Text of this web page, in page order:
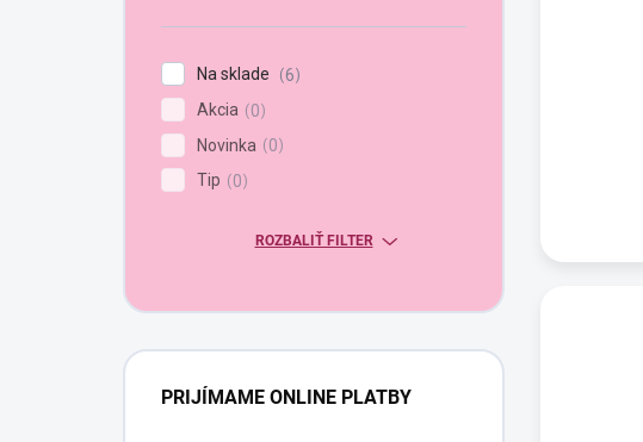
Na sklade
6
Akcia
0
Novinka
0
Tip
0
ROZBALIŤ FILTER
PRIJÍMAME ONLINE PLATBY